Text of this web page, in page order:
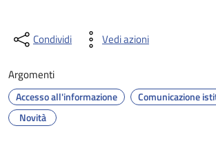
Condividi Vedi azioni
Argomenti
Accesso all'informazione
Comunicazione
Novità